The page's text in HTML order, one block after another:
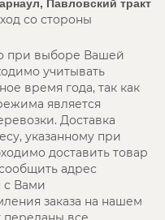
Павловский тракт
со стороны
при выборе Вашей
учитывать
время года, так как
является
Доставка
указанному при
доставить товар
адрес
с Вами
заказа на нашем